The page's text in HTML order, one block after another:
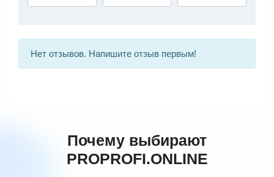
Нет отзывов. Напишите отзыв первым!
Почему выбирают
PROPROFI.ONLINE